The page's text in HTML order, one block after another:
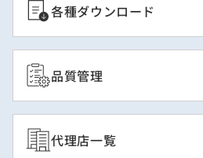
各種ダウンロード
品質管理
代理店一覧